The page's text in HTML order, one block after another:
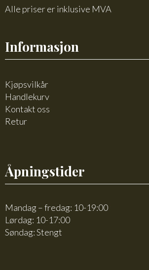
Alle priser er inklusive MVA
Informasjon
Kjøpsvilkår
Handlekurv
Kontakt oss
Retur
Åpningstider
Mandag – fredag: 10-19:00
Lørdag: 10-17:00
Søndag: Stengt